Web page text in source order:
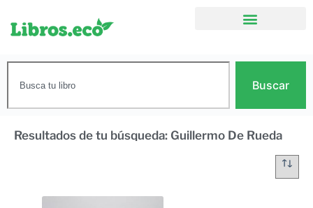
Buscar
Resultados de tu búsqueda: Guillermo De Rueda